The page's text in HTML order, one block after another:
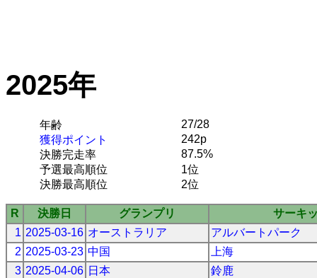
2025年
年齢
27/28
獲得ポイント
242p
決勝完走率
87.5%
予選最高順位
1位
決勝最高順位
2位
R 決勝日 グランプリ
サーキ
1 2025-03-16 オーストラリア
アルバートパーク
2 2025-03-23 中国
上海
3 2025-04-06 日本
鈴鹿